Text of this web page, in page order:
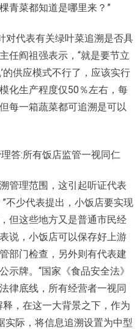
青菜都知道是哪里来？”
对代表有关绿叶菜追溯是否具
任阎祖强表示，“就是要节立
的供应模式不行了，应该实行
化生产程度仅50％左右，每
每一箱蔬菜都可追溯是可以
答:所有饭店监管一视同仁
管理范围，这引起听证代表
不少代表提出，小饭店要实现
但这些地方又是普通市民经
说，小饭店可以保存好上游
部门检查，另外则有代表建
示牌。“国家《食品安全法》
律底线，所有经营者一视同
，在这一大背景之下，作为
实际，将信息追溯设置为中型